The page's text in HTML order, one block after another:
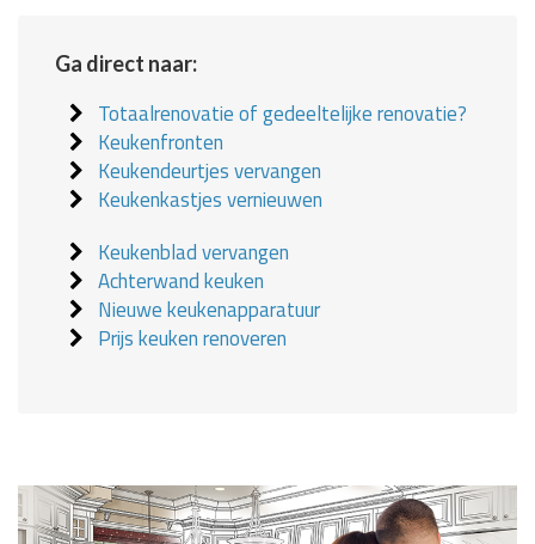
Ga direct naar:
Totaalrenovatie of gedeeltelijke renovatie?
Keukenfronten
Keukendeurtjes vervangen
Keukenkastjes vernieuwen
Keukenblad vervangen
Achterwand keuken
Nieuwe keukenapparatuur
Prijs keuken renoveren